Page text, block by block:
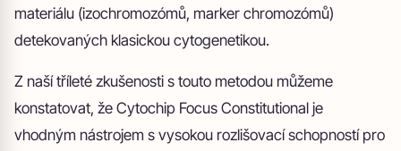
materiálu (izochromozómů, marker chromozómů)
detekovaných klasickou cytogenetikou.
Z naší tříleté zkušenosti s touto metodou můžeme
konstatovat, že Cytochip Focus Constitutional je
vhodným nástrojem s vysokou rozlišovací schopností pro